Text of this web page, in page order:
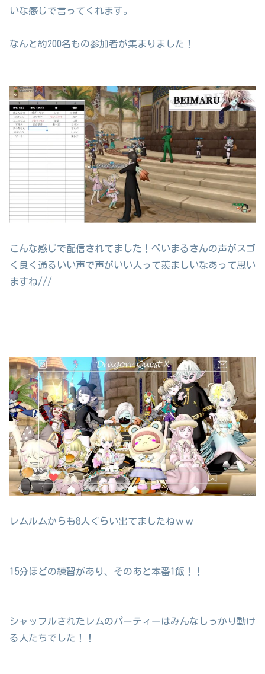
いな感じで言ってくれます。
なんと約200名もの参加者が集まりました！
こんな感じで配信されてました！べいまるさんの声がスゴ
く良く通るいい声で声がいい人って羨ましいなあって思い
ますね///
レムルムからも8人ぐらい出てましたねｗｗ
15分ほどの練習があり、そのあと本番1飯！！
シャッフルされたレムのパーティーはみんなしっかり動け
る人たちでした！！